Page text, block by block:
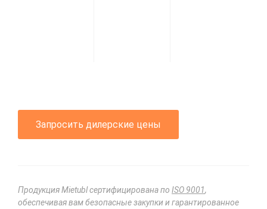
Запросить дилерские цены
Продукция Mietubl сертифицирована по ISO 9001,
обеспечивая вам безопасные закупки и гарантированное